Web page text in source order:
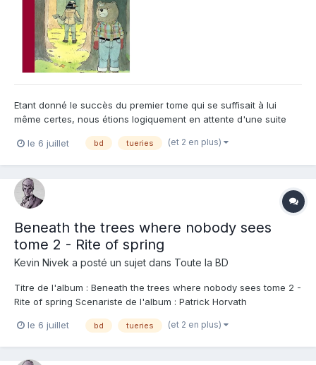
Etant donné le succès du premier tome qui se suffisait à lui
même certes, nous étions logiquement en attente d'une suite
Patrick Horvath nous régale une nouvelle fois avec son cynisme
le 6 juillet bd tueries (et 2 en plus)
Beneath the trees where nobody sees
tome 2 - Rite of spring
Kevin Nivek a posté un sujet dans Toute la BD
Titre de l'album : Beneath the trees where nobody sees tome 2 -
Rite of spring Scenariste de l'album : Patrick Horvath
Horvath Editeur de l'album : Ankama Note : Résumé de l'album :
le 6 juillet bd tueries (et 2 en plus)